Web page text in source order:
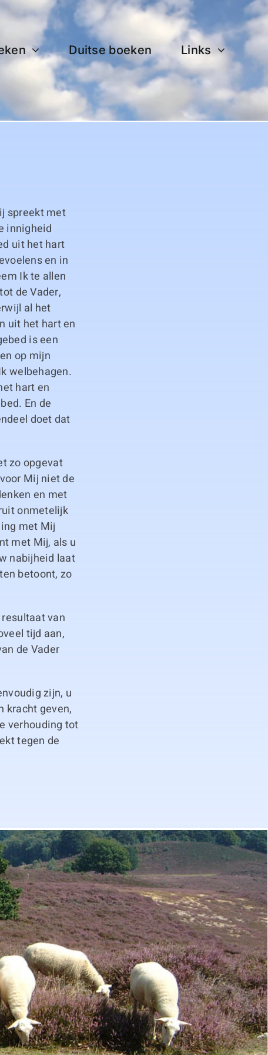
Duitse boeken Links
spreekt met
innigheid
uit het hart
en in
Ik te allen
de Vader,
al het
uit het hart en
is een
op mijn
welbehagen.
hart en
En de
doet dat
zo opgevat
Mij niet de
en met
onmetelijk
met Mij
met Mij, als u
nabijheid laat
betoont, zo
van
tijd aan,
de Vader
zijn, u
kracht geven,
verhouding tot
tegen de